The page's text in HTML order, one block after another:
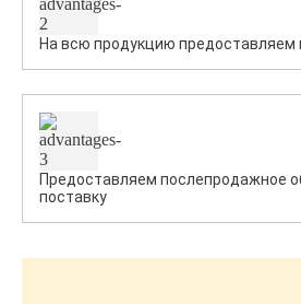
На всю продукцию предоставляем
Предоставляем послепродажное
поставку